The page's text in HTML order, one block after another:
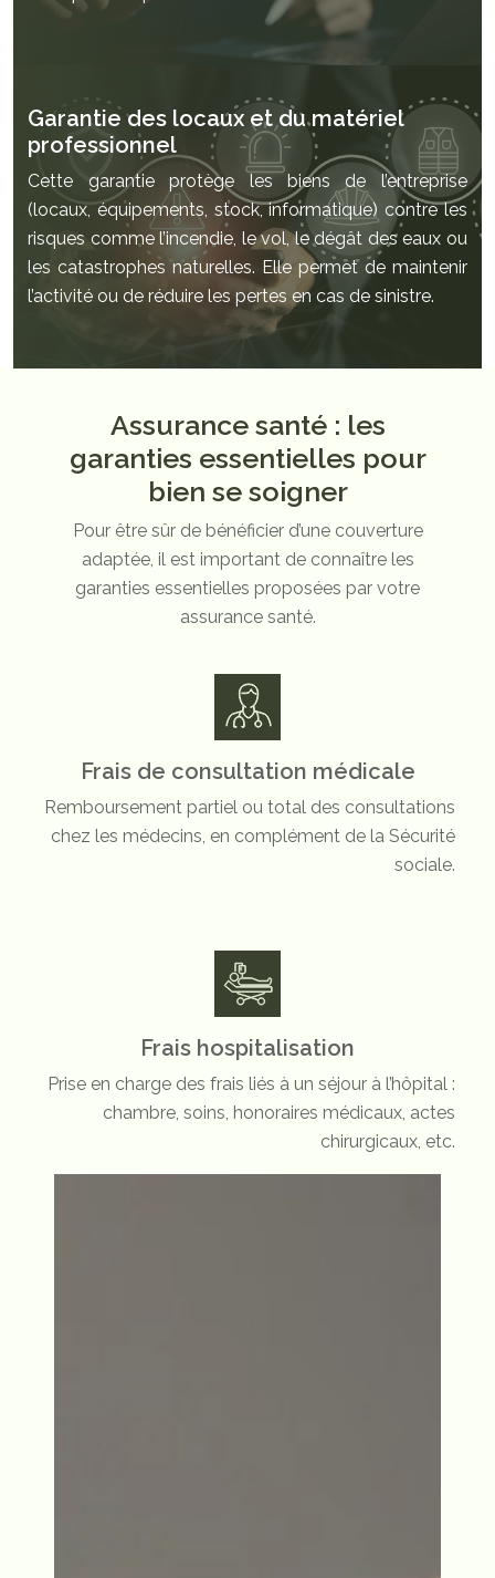
Garantie des locaux et du matériel
professionnel
Cette garantie protège les biens de l’entreprise
(locaux, équipements, stock, informatique) contre les
risques comme l’incendie, le vol, le dégât des eaux ou
les catastrophes naturelles. Elle permet de maintenir
l’activité ou de réduire les pertes en cas de sinistre.
Assurance santé : les
garanties essentielles pour
bien se soigner
Pour être sûr de bénéficier d’une couverture
adaptée, il est important de connaître les
garanties essentielles proposées par votre
assurance santé.
Frais de consultation médicale
Remboursement partiel ou total des consultations
chez les médecins, en complément de la Sécurité
sociale.
Frais hospitalisation
Prise en charge des frais liés à un séjour à l’hôpital :
chambre, soins, honoraires médicaux, actes
chirurgicaux, etc.